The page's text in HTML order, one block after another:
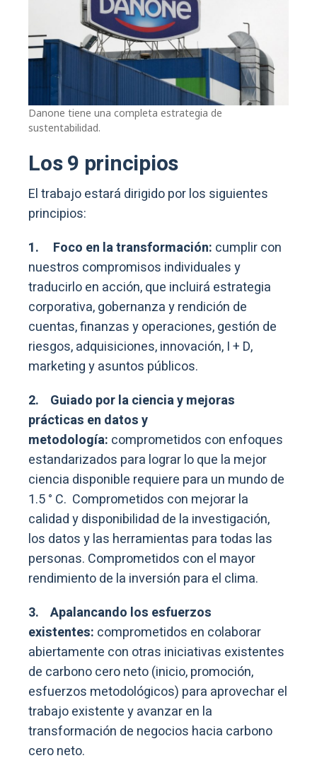
Danone tiene una completa estrategia de
sustentabilidad.
Los 9 principios
El trabajo estará dirigido por los siguientes
principios:
1. Foco en la transformación: cumplir con
nuestros compromisos individuales y
traducirlo en acción, que incluirá estrategia
corporativa, gobernanza y rendición de
cuentas, finanzas y operaciones, gestión de
riesgos, adquisiciones, innovación, I + D,
marketing y asuntos públicos.
2. Guiado por la ciencia y mejoras
prácticas en datos y
metodología: comprometidos con enfoques
estandarizados para lograr lo que la mejor
ciencia disponible requiere para un mundo de
1.5 ° C. Comprometidos con mejorar la
calidad y disponibilidad de la investigación,
los datos y las herramientas para todas las
personas. Comprometidos con el mayor
rendimiento de la inversión para el clima.
3. Apalancando los esfuerzos
existentes: comprometidos en colaborar
abiertamente con otras iniciativas existentes
de carbono cero neto (inicio, promoción,
esfuerzos metodológicos) para aprovechar el
trabajo existente y avanzar en la
transformación de negocios hacia carbono
cero neto.